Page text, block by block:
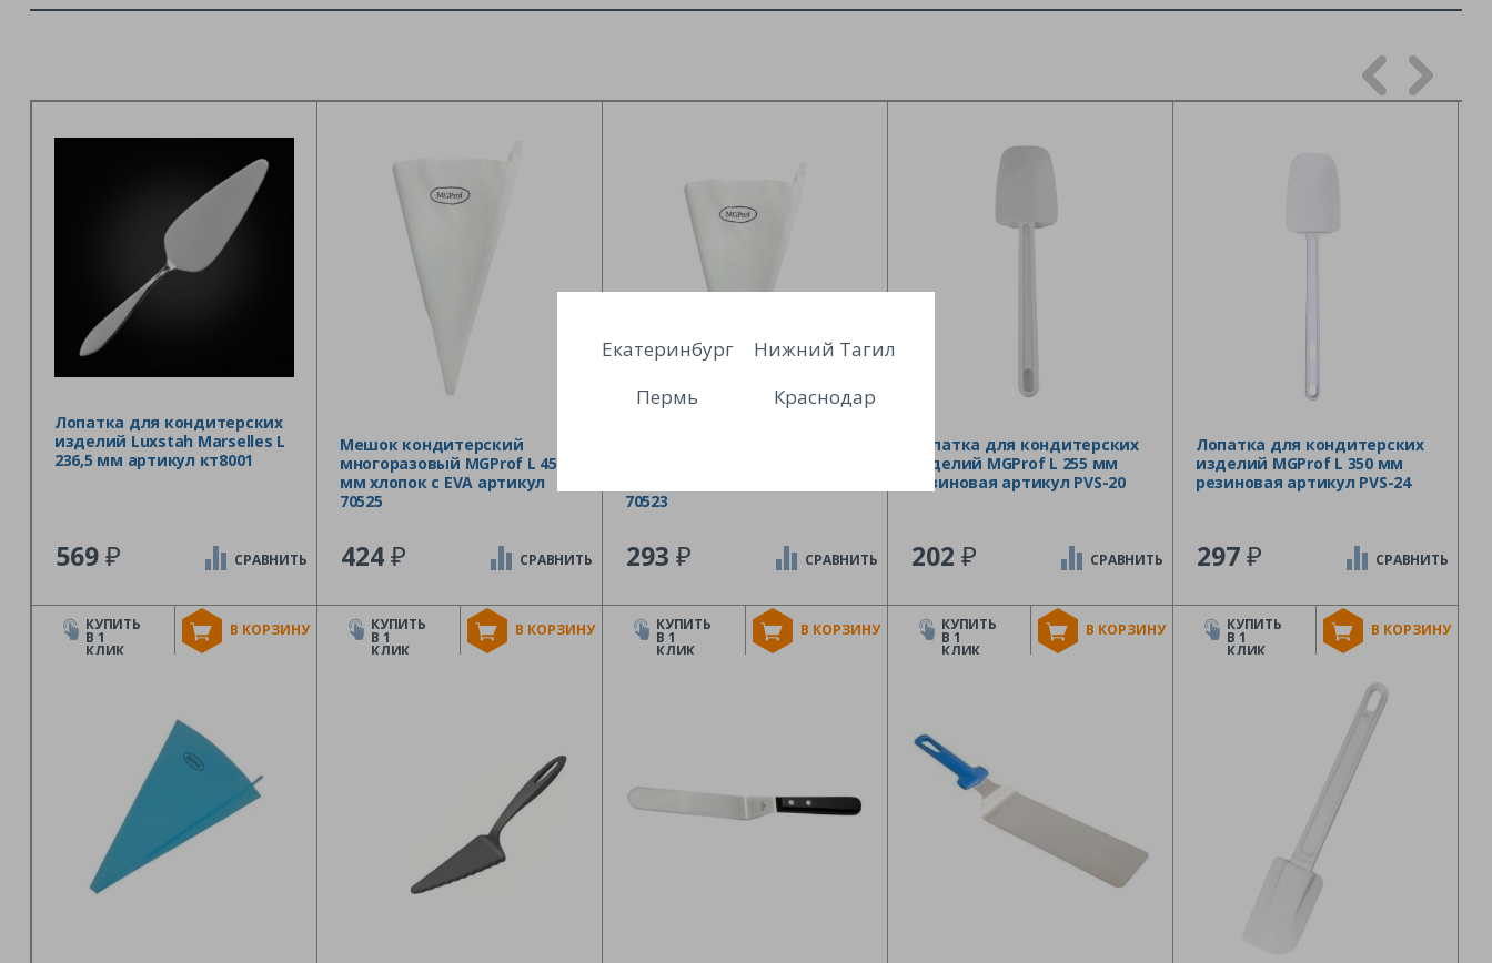
Лопатка для кондитерских
изделий Luxstah Marselles L
236,5 мм артикул кт8001
569₽
В КОРЗИНУ
СРАВНИТЬ
КУПИТЬ
В 1
КЛИК
Мешок кондитерский
многоразовый MGProf L 450
мм хлопок с EVA артикул
70525
424₽
В КОРЗИНУ
СРАВНИТЬ
КУПИТЬ
В 1
КЛИК
70523
293 ₽
В КОРЗИНУ
СРАВНИТЬ
КУПИТЬ
В 1
КЛИК
Лопатка для кондитерских
изделий MGProf L 255 мм
резиновая артикул PVS-20
202 ₽
В КОРЗИНУ
СРАВНИТЬ
КУПИТЬ
В 1
КЛИК
Лопатка для кондитерских
изделий MGProf L 350 мм
резиновая артикул PVS-24
297₽
В КОРЗИНУ
СРАВНИТЬ
КУПИТЬ
В 1
КЛИК
Екатеринбург
Нижний Тагил
Пермь
Краснодар